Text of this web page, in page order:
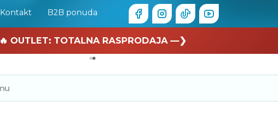
Kontakt B2B ponuda
🏄 Zaslužuješ odmor —❯
🔥 OUTLET: TOTALNA RASPRODAJA —❯